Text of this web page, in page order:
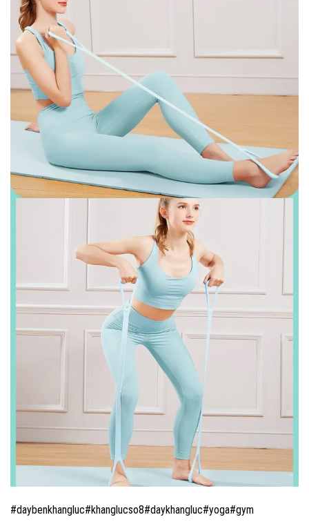
#daybenkhangluc#khanglucso8#daykhangluc#yoga#gym